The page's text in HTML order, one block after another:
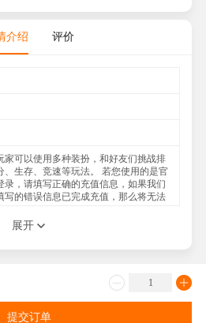
介绍 评价
家可以使用多种装扮，和好友们挑战排
、生存、竞速等玩法。 若您使用的是官
录，请填写正确的充值信息，如果我们
写的错误信息已完成充值，那么将无法
完成
个可以联系上的手机号码，以便与您
，能更快速地处理; 2.如果在交易过程重
何困难，或者不清楚的地方请随时联系
展开
提交订单